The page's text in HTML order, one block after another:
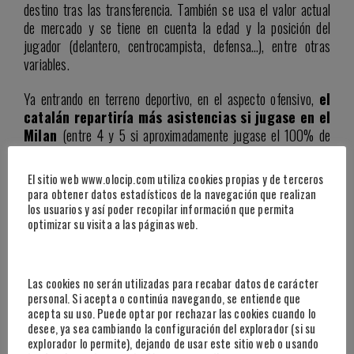
destino tras las transferencia. También se usa el valor actual
de mercado y se tiene en cuenta la edad y la posición del
jugador (delantero, centrocampista, defensa…), entre otras
variables.
Ya entrando en terreno deportivo, en el aspecto ofensivo, el
catalán repartiría más asistencias si jugase en el
Milan (entre 4 y 5 si aproximadamente jugase el 100% de
los minutos en liga) ymarcaría más goles (entre 2 y
3) si fichase por el Real Madrid
. En centros, tiros y
pases en profundidad, el pivote español también sería más
destacado en el conjuntorossonero.
El sitio web www.olocip.com utiliza cookies propias y de terceros
para obtener datos estadísticos de la navegación que realizan
los usuarios y así poder recopilar información que permita
optimizar su visita a las páginas web.
Las cookies no serán utilizadas para recabar datos de carácter
personal. Si acepta o continúa navegando, se entiende que
acepta su uso. Puede optar por rechazar las cookies cuando lo
desee, ya sea cambiando la configuración del explorador (si su
explorador lo permite), dejando de usar este sitio web o usando